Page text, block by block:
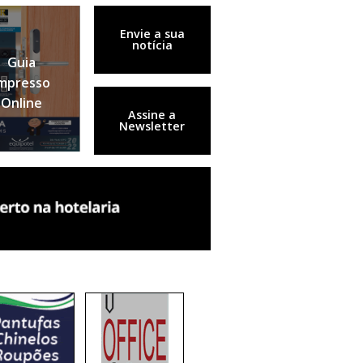
Guia
Online
Envie a sua
notícia
Assine a
Newsletter